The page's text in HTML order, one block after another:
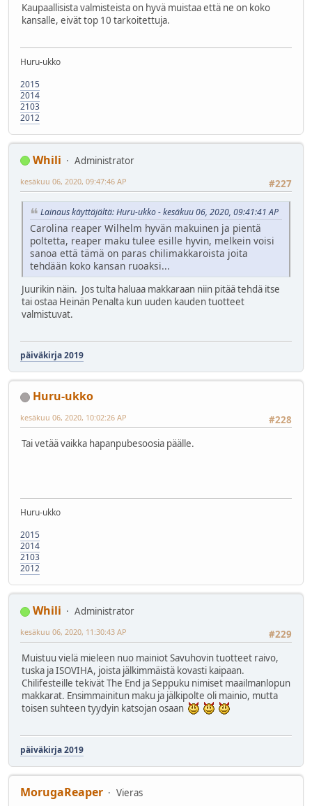
Kaupaallisista valmisteista on hyvä muistaa että ne on koko
kansalle, eivät top 10 tarkoitettuja.
Huru-ukko
2015
2014
2103
2012
Whili
Administrator
#227
kesäkuu 06, 2020, 09:47:46 AP
Lainaus käyttäjältä: Huru-ukko - kesäkuu 06, 2020, 09:41:41 AP
Carolina reaper Wilhelm hyvän makuinen ja pientä
poltetta, reaper maku tulee esille hyvin, melkein voisi
sanoa että tämä on paras chilimakkaroista joita
tehdään koko kansan ruoaksi...
Juurikin näin. Jos tulta haluaa makkaraan niin pitää tehdä itse
tai ostaa Heinän Penalta kun uuden kauden tuotteet
valmistuvat.
päiväkirja 2019
Huru-ukko
#228
kesäkuu 06, 2020, 10:02:26 AP
Tai vetää vaikka hapanpubesoosia päälle.
Huru-ukko
2015
2014
2103
2012
Whili
Administrator
#229
kesäkuu 06, 2020, 11:30:43 AP
Muistuu vielä mieleen nuo mainiot Savuhovin tuotteet raivo,
tuska ja ISOVIHA, joista jälkimmäistä kovasti kaipaan.
Chilifesteille tekivät The End ja Seppuku nimiset maailmanlopun
makkarat. Ensimmainitun maku ja jälkipolte oli mainio, mutta
toisen suhteen tyydyin katsojan osaan
päiväkirja 2019
MorugaReaper
Vieras